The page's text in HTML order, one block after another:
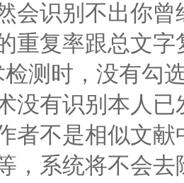
会识别不出你
重复率跟总文
测时，没有勾
没有识别本人
者不是相似文
，系统将不会去